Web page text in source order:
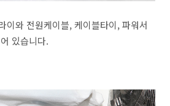
이와 전원케이블, 케이블타이, 파워서
있습니다.